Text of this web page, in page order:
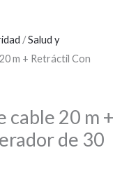
/Salud y
m + Retráctil Con
cable 20 m +
de 30